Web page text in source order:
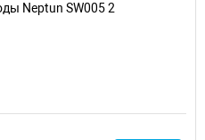
Neptun SW005 2